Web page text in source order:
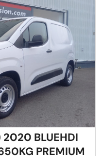
BLUEHDI
PREMIUM